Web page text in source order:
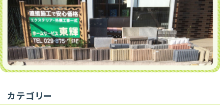
カテゴリー